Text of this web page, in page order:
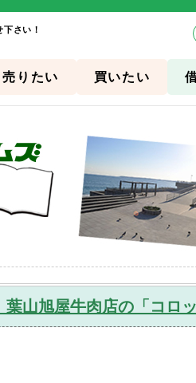
さい！
売りたい 買いたい
山旭屋牛肉店の「コロッ